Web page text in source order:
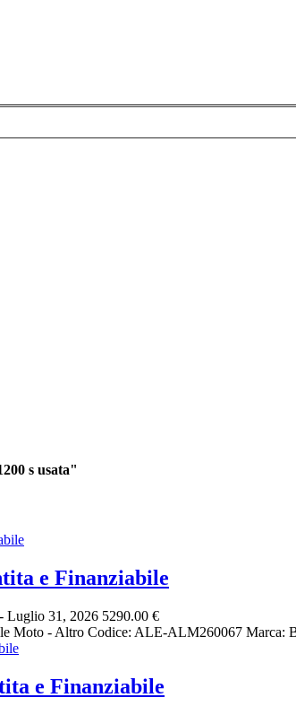
s usata"
e Finanziabile
- Luglio 31, 2026 5290.00 €
Moto - Altro Codice: ALE-ALM260067 Marca:
e Finanziabile